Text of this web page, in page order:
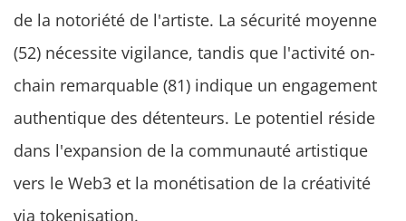
de la notoriété de l'artiste. La sécurité moyenne
(52) nécessite vigilance, tandis que l'activité on-
chain remarquable (81) indique un engagement
authentique des détenteurs. Le potentiel réside
dans l'expansion de la communauté artistique
vers le Web3 et la monétisation de la créativité
via tokenisation.